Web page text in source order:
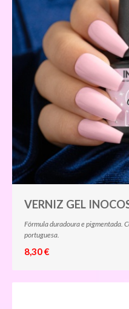
VERNIZ GEL
Fórmula duradoura e pigmentada.
portuguesa.
8,30 €